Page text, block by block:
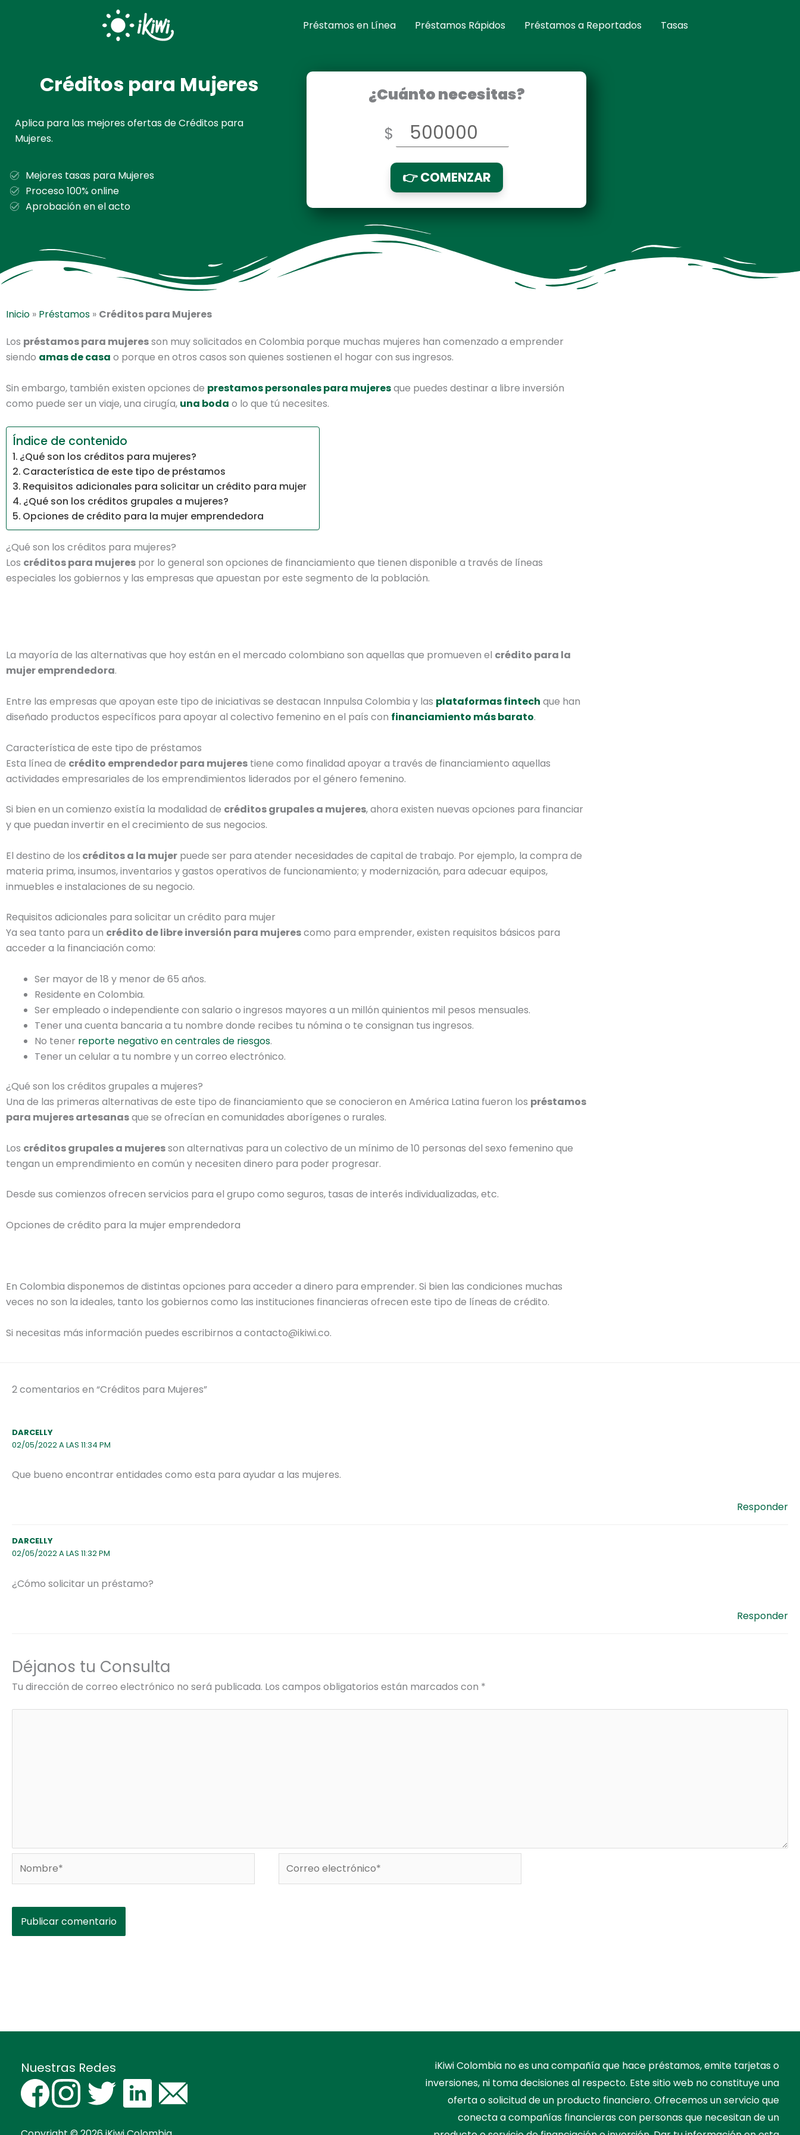
Préstamos en Línea Préstamos Rápidos Préstamos a Reportados Tasas
Créditos para Mujeres
Aplica para las mejores ofertas de Créditos para
Mujeres.
Mejores tasas para Mujeres
Proceso 100% online
Aprobación en el acto
¿Cuánto necesitas?
$
👉 COMENZAR
Inicio » Préstamos » Créditos para Mujeres
Los préstamos para mujeresson muy solicitados en Colombia porque muchas mujeres han comenzado a emprender
siendo amas de casa o porque en otros casos son quienes sostienen el hogar con sus ingresos.
Sin embargo, también existen opciones de prestamos personales para mujeresque puedes destinar a libre inversión
como puede ser un viaje, una cirugía, una boda o lo que tú necesites.
Índice de contenido
¿Qué son los créditos para mujeres?
Característica de este tipo de préstamos
Requisitos adicionales para solicitar un crédito para mujer
¿Qué son los créditos grupales a mujeres?
Opciones de crédito para la mujer emprendedora
¿Qué son los créditos para mujeres?
Los créditos para mujeres por lo general son opciones de financiamiento que tienen disponible a través de líneas
especiales los gobiernos y las empresas que apuestan por este segmento de la población.
La mayoría de las alternativas que hoy están en el mercado colombiano son aquellas que promueven el crédito para la
mujer emprendedora.
Entre las empresas que apoyan este tipo de iniciativas se destacan Innpulsa Colombia y las plataformas fintech que han
diseñado productos específicos para apoyar al colectivo femenino en el país con financiamiento más barato.
Característica de este tipo de préstamos
Esta línea de crédito emprendedor para mujeres tiene como finalidad apoyar a través de financiamiento aquellas
actividades empresariales de los emprendimientos liderados por el género femenino.
Si bien en un comienzo existía la modalidad de créditos grupales a mujeres, ahora existen nuevas opciones para financiar
y que puedan invertir en el crecimiento de sus negocios.
El destino de los créditos a la mujer puede ser para atender necesidades de capital de trabajo. Por ejemplo, la compra de
materia prima, insumos, inventarios y gastos operativos de funcionamiento; y modernización, para adecuar equipos,
inmuebles e instalaciones de su negocio.
Requisitos adicionales para solicitar un crédito para mujer
Ya sea tanto para un crédito de libre inversión para mujerescomo para emprender, existen requisitos básicos para
acceder a la financiación como:
Ser mayor de 18 y menor de 65 años.
Residente en Colombia.
Ser empleado o independiente con salario o ingresos mayores a un millón quinientos mil pesos mensuales.
Tener una cuenta bancaria a tu nombre donde recibes tu nómina o te consignan tus ingresos.
No tener reporte negativo en centrales de riesgos.
Tener un celular a tu nombre y un correo electrónico.
¿Qué son los créditos grupales a mujeres?
Una de las primeras alternativas de este tipo de financiamiento que se conocieron en América Latina fueron los préstamos
para mujeres artesanasque se ofrecían en comunidades aborígenes o rurales.
Los créditos grupales a mujeresson alternativas para un colectivo de un mínimo de 10 personas del sexo femenino que
tengan un emprendimiento en común y necesiten dinero para poder progresar.
Desde sus comienzos ofrecen servicios para el grupo como seguros, tasas de interés individualizadas, etc.
Opciones de crédito para la mujer emprendedora
En Colombia disponemos de distintas opciones para acceder a dinero para emprender. Si bien las condiciones muchas
veces no son la ideales, tanto los gobiernos como las instituciones financieras ofrecen este tipo de líneas de crédito.
Si necesitas más información puedes escribirnos a contacto@ikiwi.co.
2 comentarios en “Créditos para Mujeres”
DARCELLY
02/05/2022 A LAS 11:34 PM
Que bueno encontrar entidades como esta para ayudar a las mujeres.
Responder
DARCELLY
02/05/2022 A LAS 11:32 PM
¿Cómo solicitar un préstamo?
Responder
Déjanos tu Consulta
Tu dirección de correo electrónico no será publicada. Los campos obligatorios están marcados con *
electrónico*
Nuestras Redes
iKiwi Colombia no es una compañía que hace préstamos, emite tarjetas o
inversiones, ni toma decisiones al respecto. Este sitio web no constituye una
oferta o solicitud de un producto financiero. Ofrecemos un servicio que
conecta a compañías financieras con personas que necesitan de un